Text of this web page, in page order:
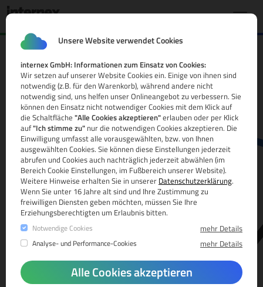
Unsere Website verwendet Cookies
internex GmbH: Informationen zum Einsatz von Cookies:
Wir setzen auf unserer Website Cookies ein. Einige von ihnen sind
notwendig (z.B. für den Warenkorb), während andere nicht
notwendig sind, uns helfen unser Onlineangebot zu verbessern. Sie
können den Einsatz nicht notwendiger Cookies mit dem Klick auf
die Schaltfläche "Alle Cookies akzeptieren"erlauben oder per Klick
auf"Ich stimme zu" nur die notwendigen Cookies akzeptieren. Die
Einwilligung umfasst alle vorausgewählten, bzw. von Ihnen
ausgewählten Cookies. Sie können diese Einstellungen jederzeit
abrufen und Cookies auch nachträglich jederzeit abwählen (im
Bereich Cookie Einstellungen, im Fußbereich unserer Website).
Weitere Hinweise erhalten Sie in unserer Datenschutzerklärung.
Wenn Sie unter 16 Jahre alt sind und Ihre Zustimmung zu
freiwilligen Diensten geben möchten, müssen Sie Ihre
Erziehungsberechtigten um Erlaubnis bitten.
Notwendige Cookies mehr Details
Analyse- und Performance-Cookies mehr Details
Alle Cookies akzeptieren
.ie Domain
Alle Infos
www.